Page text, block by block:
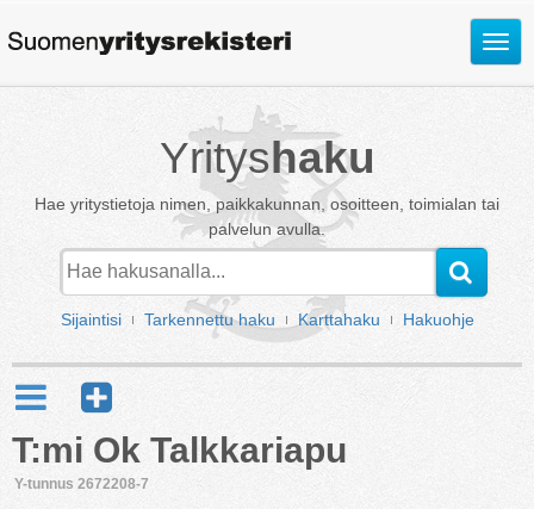
Avaa
Yrityshaku
Hae yritystietoja nimen, paikkakunnan, osoitteen, toimialan tai
palvelun avulla.
Sijaintisi Tarkennettu haku Karttahaku Hakuohje
T:mi Ok Talkkariapu
Y-tunnus 2672208-7